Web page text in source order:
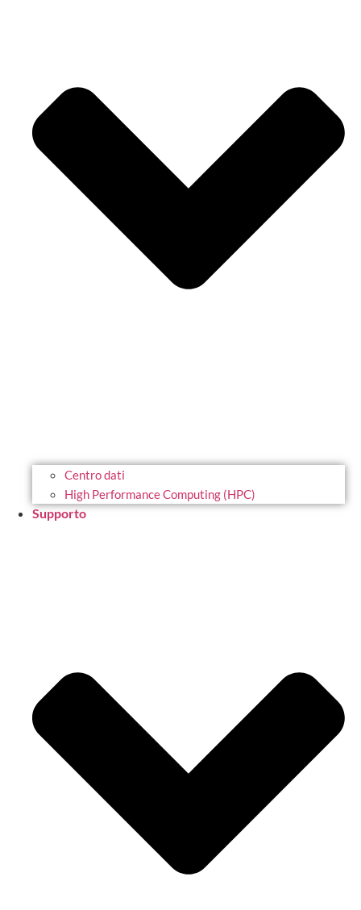
Centro dati
High Performance Computing (HPC)
Supporto